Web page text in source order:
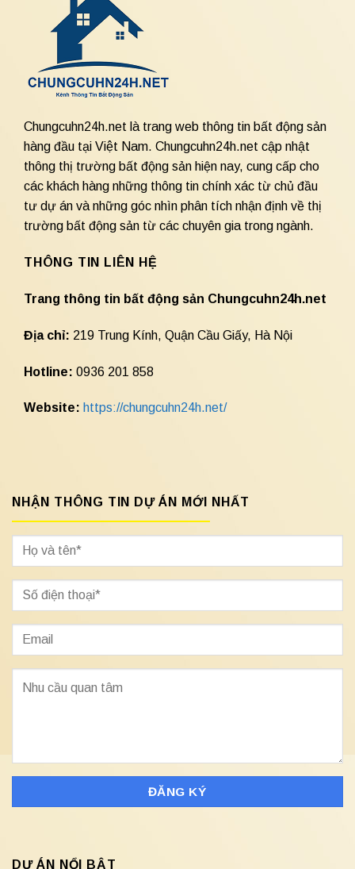
Chungcuhn24h.net là trang web thông tin bất động sản
hàng đầu tại Việt Nam. Chungcuhn24h.net cập nhật
thông thị trường bất động sản hiện nay, cung cấp cho
các khách hàng những thông tin chính xác từ chủ đầu
tư dự án và những góc nhìn phân tích nhận định về thị
trường bất động sản từ các chuyên gia trong ngành.
THÔNG TIN LIÊN HỆ
Trang thông tin bất động sản Chungcuhn24h.net
Địa chỉ: 219 Trung Kính, Quận Cầu Giấy, Hà Nội
Hotline: 0936 201 858
Website: https://chungcuhn24h.net/
NHẬN THÔNG TIN DỰ ÁN MỚI NHẤT
DỰ ÁN NỔI BẬT